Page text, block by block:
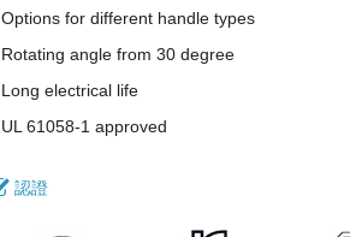
Options for different handle types
Rotating angle from 30 degree
Long electrical life
UL 61058-1 approved
認證